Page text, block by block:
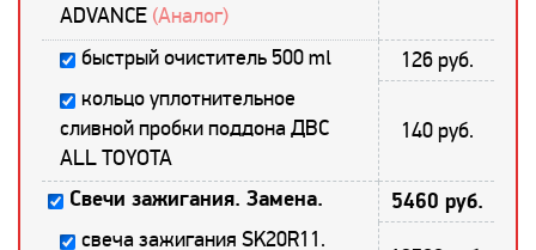
ADVANCE (Аналог)
быстрый очиститель 500 ml
126 руб.
кольцо уплотнительное
сливной пробки поддона ДВС
ALL TOYOTA
140 руб.
Свечи зажигания. Замена. 5460 руб.
свеча зажигания SK20R11.